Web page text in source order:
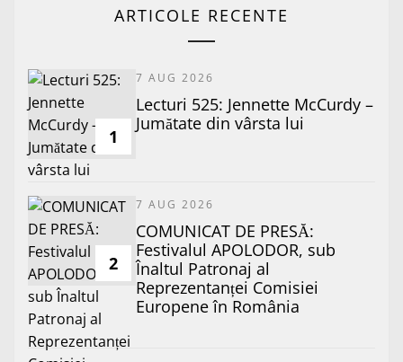
ARTICOLE RECENTE
1
7 AUG 2026
Lecturi 525: Jennette McCurdy –
Jumătate din vârsta lui
2
7 AUG 2026
COMUNICAT DE PRESĂ:
Festivalul APOLODOR, sub
Înaltul Patronaj al
Reprezentanței Comisiei
Europene în România